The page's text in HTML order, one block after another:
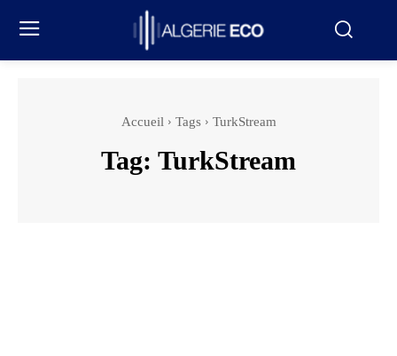
Accueil Tags TurkStream
Tag: TurkStream